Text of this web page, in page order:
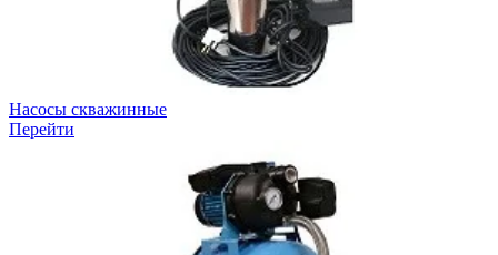
Насосы скважинные
Перейти